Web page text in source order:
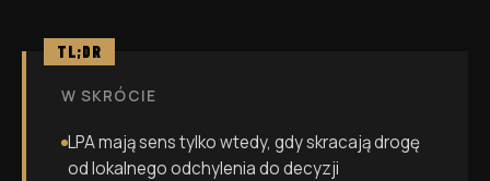
TL;DR
W SKRÓCIE
LPA mają sens tylko wtedy, gdy skracają drogę
od lokalnego odchylenia do decyzji